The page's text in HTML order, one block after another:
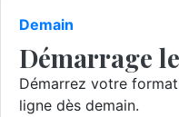
Demain
Démarrage
Démarrez votre
ligne dès demain.